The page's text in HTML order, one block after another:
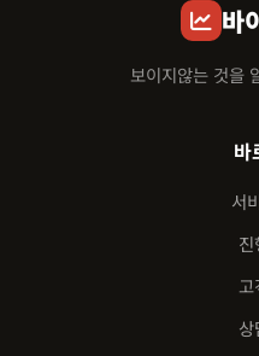
바
보이지않는 것을
바
서
고